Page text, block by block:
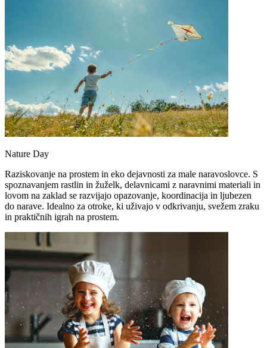
Nature Day
Raziskovanje na prostem in eko dejavnosti za male naravoslovce. S
spoznavanjem rastlin in žuželk, delavnicami z naravnimi materiali in
lovom na zaklad se razvijajo opazovanje, koordinacija in ljubezen
do narave. Idealno za otroke, ki uživajo v odkrivanju, svežem zraku
in praktičnih igrah na prostem.